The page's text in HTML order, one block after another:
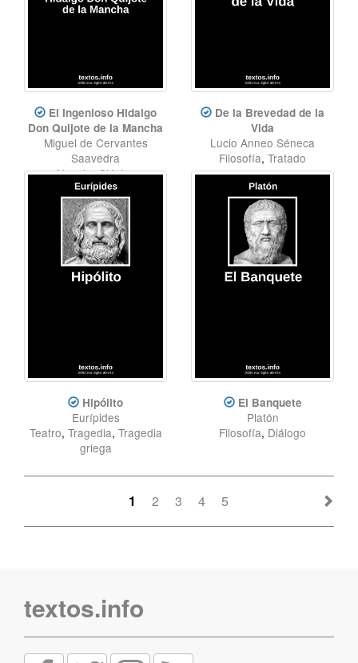
El Ingenioso Hidalgo
Don Quijote de la Mancha
Miguel de Cervantes
Saavedra
Novela,Clásico
De la Brevedad de la
Vida
Lucio Anneo Séneca
Filosofía, Tratado
Hipólito
Eurípides
Teatro, Tragedia, Tragedia
griega
El Banquete
Platón
Filosofía, Diálogo
1 2 3 4 5
textos.info